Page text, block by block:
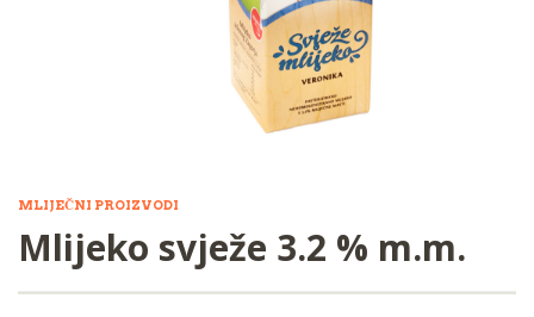
MLIJEČNI PROIZVODI
Mlijeko svježe 3.2 % m.m.